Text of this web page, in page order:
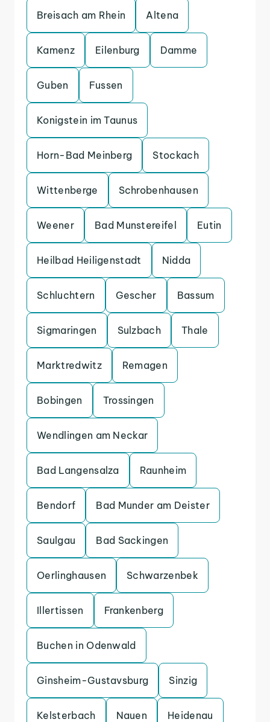
Breisach am Rhein Altena
Kamenz Eilenburg Damme
Guben Fussen
Konigstein im Taunus
Horn-Bad Meinberg Stockach
Wittenberge Schrobenhausen
Weener Bad Munstereifel Eutin
Heilbad Heiligenstadt Nidda
Schluchtern Gescher Bassum
Sigmaringen Sulzbach Thale
Marktredwitz Remagen
Bobingen Trossingen
Wendlingen am Neckar
Bad Langensalza Raunheim
Bendorf Bad Munder am Deister
Saulgau Bad Sackingen
Oerlinghausen Schwarzenbek
Illertissen Frankenberg
Buchen in Odenwald
Ginsheim-Gustavsburg Sinzig
Kelsterbach Nauen Heidenau